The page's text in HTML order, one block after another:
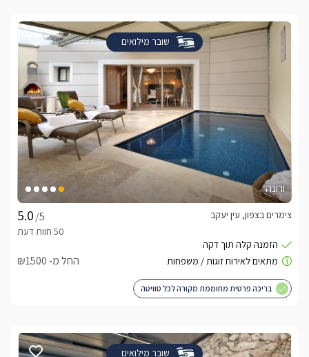
שובר מילואים
ורונה
/5
צימרים בצפון, עין יעקב
החל מ- ₪1500
בריכה פרטית מחוממת מקורה לכל סוויטה
שובר מילואים